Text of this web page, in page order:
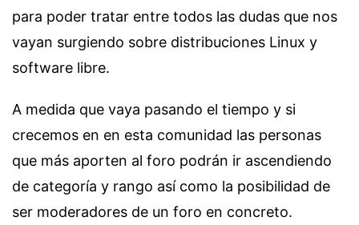
para poder tratar entre todos las dudas que nos
vayan surgiendo sobre distribuciones Linux y
software libre.
A medida que vaya pasando el tiempo y si
crecemos en en esta comunidad las personas
que más aporten al foro podrán ir ascendiendo
de categoría y rango así como la posibilidad de
ser moderadores de un foro en concreto.